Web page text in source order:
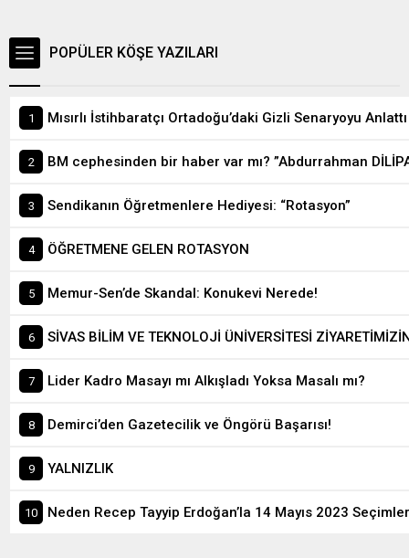
POPÜLER KÖŞE YAZILARI
Mısırlı İstihbaratçı Ortadoğu’daki Gizli Senaryoyu Anlattı
BM cephesinden bir haber var mı? ”Abdurrahman
Sendikanın Öğretmenlere Hediyesi: “Rotasyon”
ÖĞRETMENE GELEN ROTASYON
Memur-Sen’de Skandal: Konukevi Nerede!
SİVAS BİLİM VE TEKNOLOJİ ÜNİVERSİTESİ
Lider Kadro Masayı mı Alkışladı Yoksa Masalı mı?
Demirci’den Gazetecilik ve Öngörü Başarısı!
YALNIZLIK